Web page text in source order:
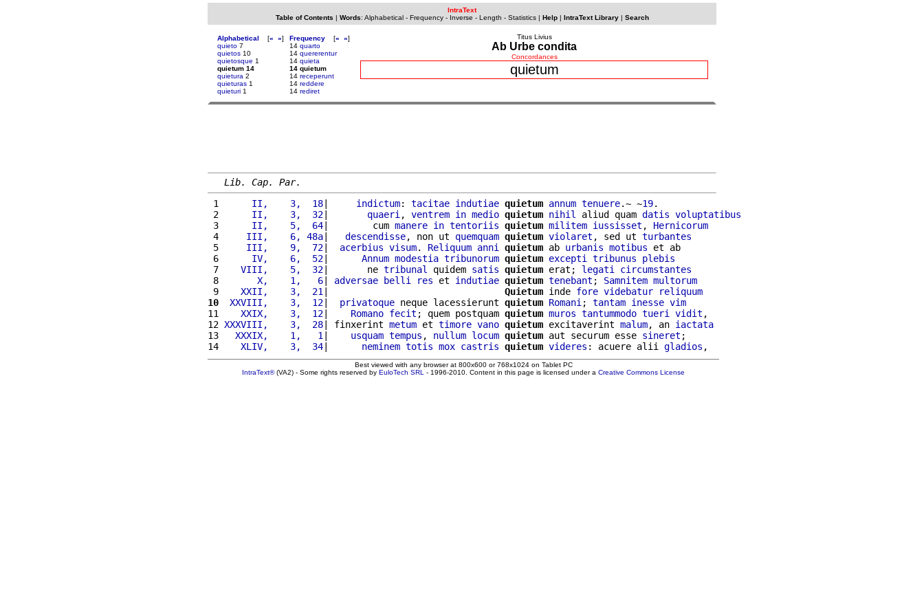
IntraText
Table of Contents | Words: Alphabetical- Frequency- Inverse - Length - Statistics| Help| IntraText Library| Search
Alphabetical [« »]
quieto 7
quietos 10
quietosque 1
quietum 14
quietura 2
quieturas 1
quieturi 1
Frequency [« »]
14 quarto
14 quererentur
14 quieta
14 quietum
14 receperunt
14 reddere
14 rediret
Titus Livius
Ab Urbe condita
Concordances
quietum
Lib. Cap. Par.
1
     II,    3,  18
| indictum: tacitae indutiae quietum annum tenuere.~ ~19.
2
     II,    3,  32
| quaeri , ventrem in medio quietum nihil aliud quam datis voluptatibus
3
     II,    5,  64
|        cum manere in tentoriis quietum militem iussisset , Hernicorum
4
    III,    6, 48a
| descendisse, non ut quemquam quietum violaret , sed ut turbantes
5
    III,    9,  72
| acerbius visum. Reliquum anni quietum ab urbanis motibus et ab
6
     IV,    6,  52
| Annum modestia tribunorum quietum excepti tribunus
plebis
7
   VIII,    5,  32
|       ne tribunal quidem satis quietum erat; legati
circumstantes
8
      X,    1,   6
| adversae belli res et indutiae quietum tenebant ; Samnitem multorum
9
   XXII,    3,  21
| Quietum inde fore videbatur
reliquum
10
XXVIII,    3,  12| privatoque neque lacessierunt quietum Romani ; tantam inesse vim
11
   XXIX,    3,  12
| Romano fecit ; quem postquam quietum muros tantummodo tueri vidit ,
12 XXXVIII,    3,  28| finxerint metum et timore vano quietum excitaverint malum, an iactata
13
  XXXIX,    1,   1
| usquam tempus , nullum locum quietum aut securum esse sineret ;
14
   XLIV,    3,  34
| neminem totis mox castris quietum videres : acuere alii gladios
Best viewed with any browser at 800x600 or 768x1024 on Tablet PC
IntraText®(VA2) - Some rights reserved by EuloTech SRL - 1996-2010. Content in this page is licensed under a Creative Commons License